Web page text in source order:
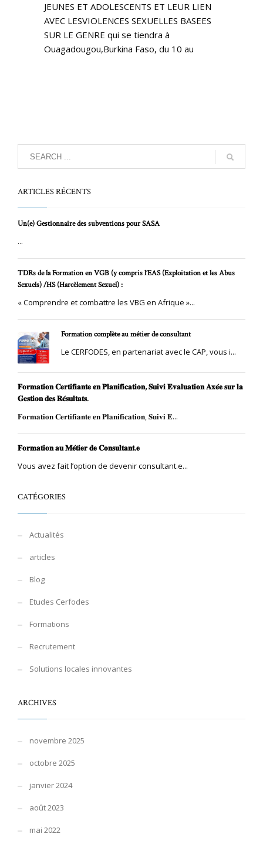
JEUNES ET ADOLESCENTS ET LEUR LIEN
AVEC LESVIOLENCES SEXUELLES BASEES
SUR LE GENRE qui se tiendra à
Ouagadougou,Burkina Faso, du 10 au
ARTICLES RÉCENTS
Un(e) Gestionnaire des subventions pour SASA
...
TDRs de la Formation en VGB (y compris l’EAS (Exploitation et les Abus
Sexuels) /HS (Harcèlement Sexuel) :
« Comprendre et combattre les VBG en Afrique »...
Formation complète au métier de consultant
Le CERFODES, en partenariat avec le CAP, vous i...
𝐅𝐨𝐫𝐦𝐚𝐭𝐢𝐨𝐧 𝐂𝐞𝐫𝐭𝐢𝐟𝐢𝐚𝐧𝐭𝐞 𝐞𝐧 𝐏𝐥𝐚𝐧𝐢𝐟𝐢𝐜𝐚𝐭𝐢𝐨𝐧, 𝐒𝐮𝐢𝐯𝐢 𝐄𝐯𝐚𝐥𝐮𝐚𝐭𝐢𝐨𝐧 𝐀𝐱𝐞́𝐞 𝐬𝐮𝐫 𝐥𝐚
𝐆𝐞𝐬𝐭𝐢𝐨𝐧 𝐝𝐞𝐬 𝐑𝐞́𝐬𝐮𝐥𝐭𝐚𝐭𝐬.
𝐅𝐨𝐫𝐦𝐚𝐭𝐢𝐨𝐧 𝐂𝐞𝐫𝐭𝐢𝐟𝐢𝐚𝐧𝐭𝐞 𝐞𝐧 𝐏𝐥𝐚𝐧𝐢𝐟𝐢𝐜𝐚𝐭𝐢𝐨𝐧, 𝐒𝐮𝐢𝐯𝐢 𝐄...
𝐅𝐨𝐫𝐦𝐚𝐭𝐢𝐨𝐧 𝐚𝐮 𝐌𝐞́𝐭𝐢𝐞𝐫 𝐝𝐞 𝐂𝐨𝐧𝐬𝐮𝐥𝐭𝐚𝐧𝐭.𝐞
Vous avez fait l’option de devenir consultant.e...
CATÉGORIES
Actualités
articles
Blog
Etudes Cerfodes
Formations
Recrutement
Solutions locales innovantes
ARCHIVES
novembre 2025
octobre 2025
janvier 2024
août 2023
mai 2022